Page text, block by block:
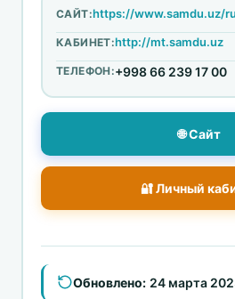
САЙТ:https://www.samdu.uz/ru
КАБИНЕТ:http://mt.samdu.uz
ТЕЛЕФОН:+998 66 239 17 00
🌐 Сайт
🔐 Личный
Обновлено: 24 марта